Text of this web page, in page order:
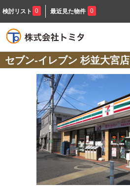
検討リスト 0 最近見た物件 0
セブン‐イレブン 杉並大宮店